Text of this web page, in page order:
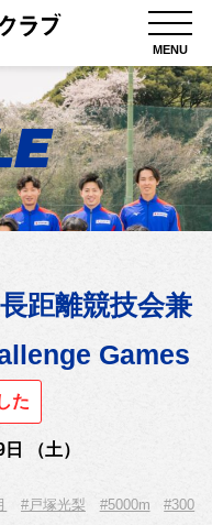
MENU
距離競技会兼
Games
た
（土）
#戸塚光梨 #5000m
#300